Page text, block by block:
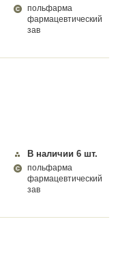
польфарма
фармацевтический
зав
В наличии 6 шт.
польфарма
фармацевтический
зав